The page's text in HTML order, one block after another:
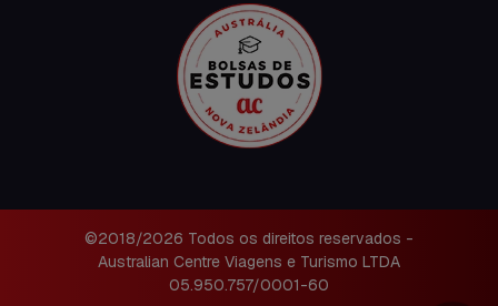
©2018/2026 Todos os direitos reservados -
Australian Centre Viagens e Turismo LTDA
05.950.757/0001-60